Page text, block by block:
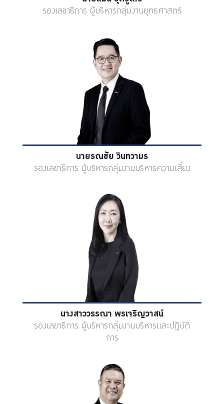
รองเลขาธิการ ผู้บริหารกลุ่มงานยุทธศาสตร์
นายรณชัย วินทวามร
รองเลขาธิการ ผู้บริหารกลุ่มงานบริหารความเสี่ยง
นางสาววรรณา พรเจริญวาสน์
รองเลขาธิการ ผู้บริหารกลุ่มงานบริหารและปฏิบัติ
การ